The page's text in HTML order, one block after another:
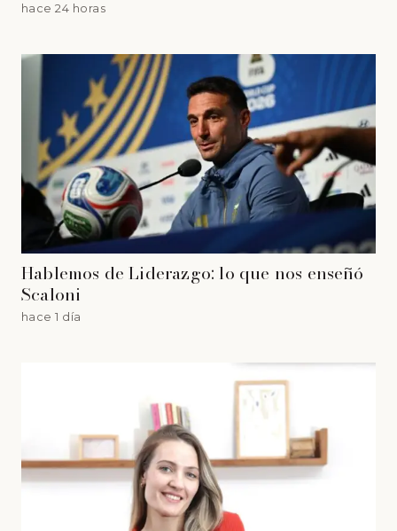
hace 24 horas
Hablemos de Liderazgo: lo que nos enseñó
Scaloni
hace 1 día